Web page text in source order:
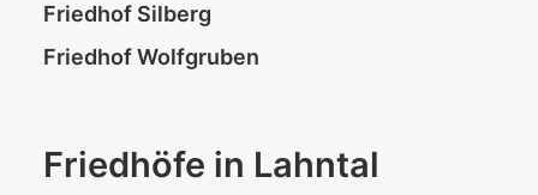
Friedhof Silberg
Friedhof Wolfgruben
Friedhöfe in Lahntal